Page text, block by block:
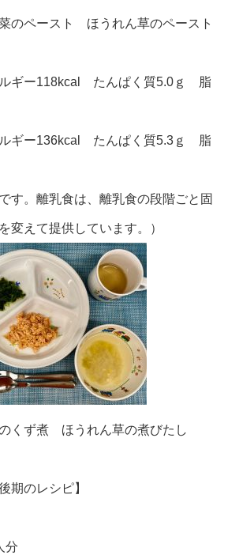
のペースト ほうれん草のペースト
ルギー118kcal たんぱく質5.0ｇ 脂
ルギー136kcal たんぱく質5.3ｇ 脂
す。離乳食は、離乳食の段階ごと固
変えて提供しています。）
ず煮 ほうれん草の煮びたし
期のレシピ】
分